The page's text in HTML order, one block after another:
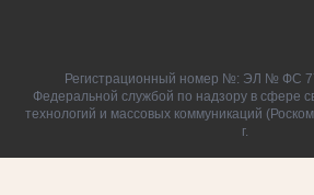
Регистрационный номер №: ЭЛ № ФС
Федеральной службой по надзору в сфере
технологий и массовых коммуникаций
г.